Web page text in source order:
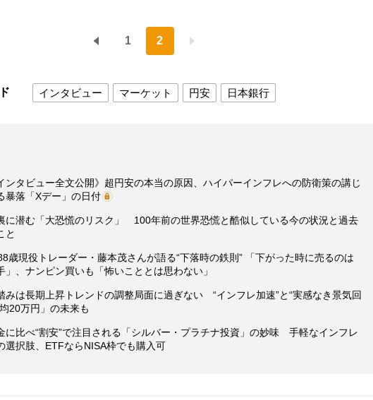
1 2
インタビュー マーケット 円安 日本銀行
ンタビュー全文公開》超円安の本当の原因、ハイパーインフレへの防衛策の講じ
暴落「Xデー」の日付
に潜む「大恐慌のリスク」 100年前の世界恐慌と酷似している今の状況と過去
と
歳現役トレーダー・藤本茂さんが語る“下落時の鉄則” 「下がった時に売るのは
」、ナンピン買いも「怖いこととは思わない」
みは長期上昇トレンドの調整局面に過ぎない “インフレ加速”と“実感なき景気回
20万円」の未来も
に比べ“割安”で注目される「シルバー・プラチナ投資」の妙味 手軽なインフレ
選択肢、ETFならNISA枠でも購入可